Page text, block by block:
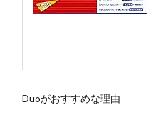
Duoがおすすめな理由